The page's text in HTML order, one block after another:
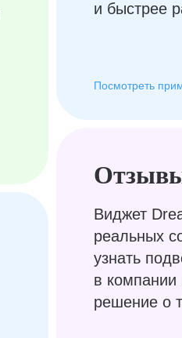
Виджет
реальных
узнать
в компании
решение о
и быстрее
Посмотреть